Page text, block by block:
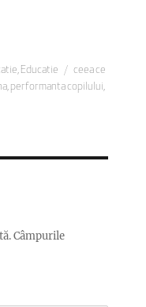
, Educatie Etichete
ceea ce
, performanta copilului,
Câmpurile